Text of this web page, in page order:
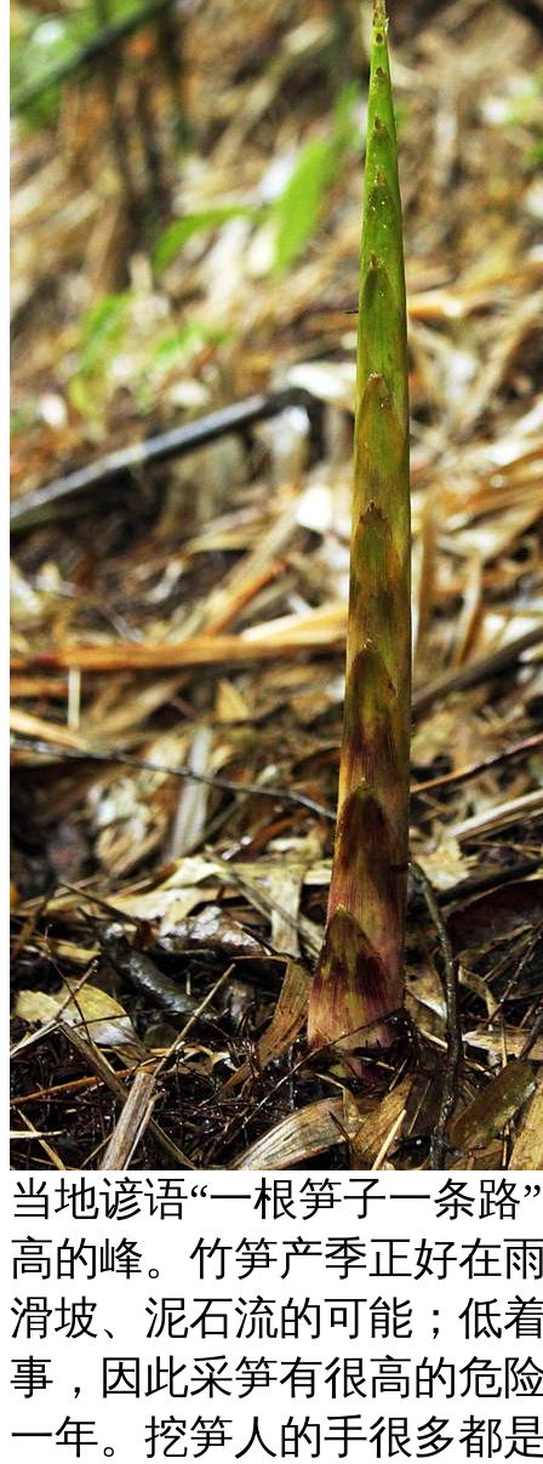
当地谚语“一根笋子一条
高的峰。竹笋产季正好在
滑坡、泥石流的可能；低
事，因此采笋有很高的危
一年。挖笋人的手很多都